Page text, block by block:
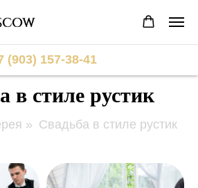
(903) 157-38-41
в стиле рустик
» Свадьба в стиле рустик